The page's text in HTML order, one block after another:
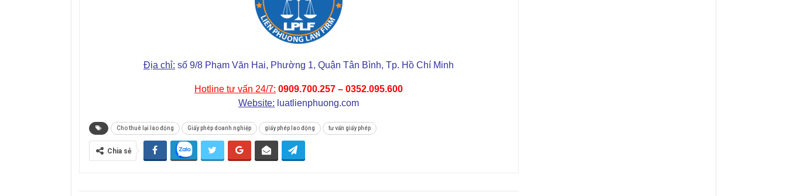
Địa chỉ: số 9/8 Phạm Văn Hai, Phường 1, Quận Tân Bình, Tp. Hồ Chí Minh
Hotline tư vấn 24/7: 0909.700.257 – 0352.095.600
Website: luatlienphuong.com
Cho thuê lại lao động Giấy phép doanh nghiệp giấy phép lao động tư vấn giấy phép
Chia sẻ